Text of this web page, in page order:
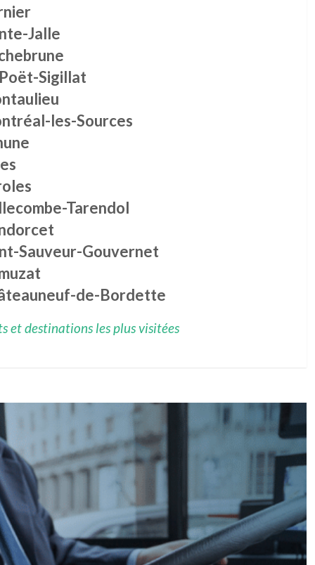
Jalle
Sigillat
les-Sources
Tarendol
Sauveur-Gouvernet
de-Bordette
et destinations les plus visitées